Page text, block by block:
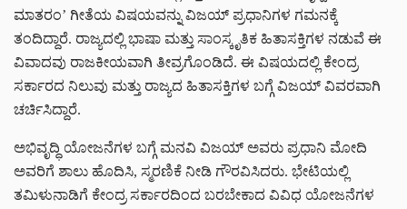
ಮಾತರಂ’ ಗೀತೆಯ ವಿಷಯವನ್ನು ವಿಜಯ್ ಪ್ರಧಾನಿಗಳ ಗಮನಕ್ಕೆ
ತಂದಿದ್ದಾರೆ. ರಾಜ್ಯದಲ್ಲಿ ಭಾಷಾ ಮತ್ತು ಸಾಂಸ್ಕೃತಿಕ ಹಿತಾಸಕ್ತಿಗಳ ನಡುವೆ ಈ
ವಿವಾದವು ರಾಜಕೀಯವಾಗಿ ತೀವ್ರಗೊಂಡಿದೆ. ಈ ವಿಷಯದಲ್ಲಿ ಕೇಂದ್ರ
ಸರ್ಕಾರದ ನಿಲುವು ಮತ್ತು ರಾಜ್ಯದ ಹಿತಾಸಕ್ತಿಗಳ ಬಗ್ಗೆ ವಿಜಯ್ ವಿವರವಾಗಿ
ಚರ್ಚಿಸಿದ್ದಾರೆ.
ಅಭಿವೃದ್ಧಿ ಯೋಜನೆಗಳ ಬಗ್ಗೆ ಮನವಿ ವಿಜಯ್ ಅವರು ಪ್ರಧಾನಿ ಮೋದಿ
ಅವರಿಗೆ ಶಾಲು ಹೊದಿಸಿ, ಸ್ಮರಣಿಕೆ ನೀಡಿ ಗೌರವಿಸಿದರು. ಭೇಟಿಯಲ್ಲಿ
ತಮಿಳುನಾಡಿಗೆ ಕೇಂದ್ರ ಸರ್ಕಾರದಿಂದ ಬರಬೇಕಾದ ವಿವಿಧ ಯೋಜನೆಗಳ